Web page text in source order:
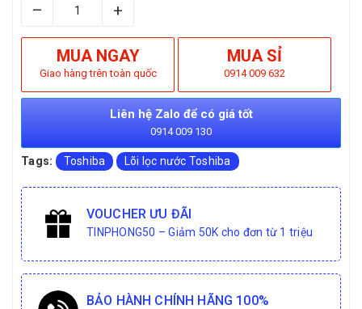
– +
MUA NGAY
Giao hàng trên toàn quốc
MUA SỈ
0914 009 632
Liên hệ Zalo để có giá tốt
0914 009 130
Tags: Toshiba Lõi lọc nước Toshiba
VOUCHER ƯU ĐÃI
TINPHONG50 – Giảm 50K cho đơn từ 1 triệu
BẢO HÀNH CHÍNH HÃNG 100%